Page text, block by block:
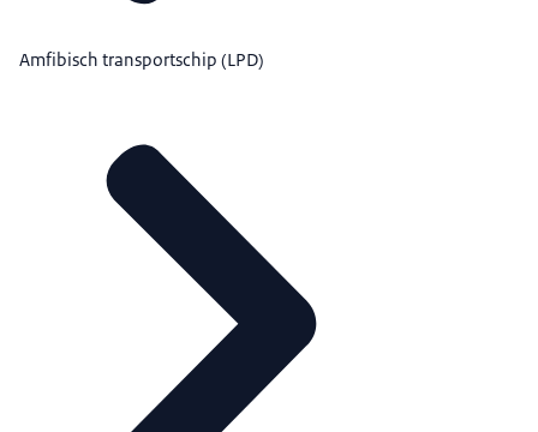
Amfibisch transportschip (LPD)